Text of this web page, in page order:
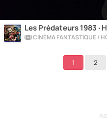
Les Prédateurs 1983 ‧
CINÉMA FANTASTIQUE /
1 2